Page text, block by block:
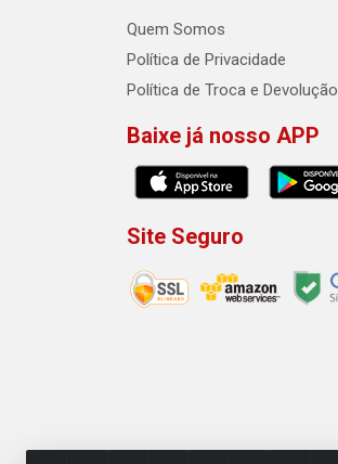
Quem Somos
Política de Privacidade
Política de Troca e Devolução
Baixe já nosso APP
Site Seguro